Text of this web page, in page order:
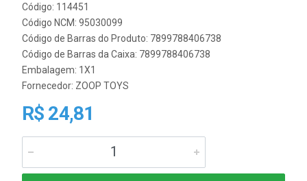
Código: 114451
Código NCM: 95030099
Código de Barras do Produto: 7899788406738
Código de Barras da Caixa: 7899788406738
Embalagem: 1X1
Fornecedor: ZOOP TOYS
R$ 24,81